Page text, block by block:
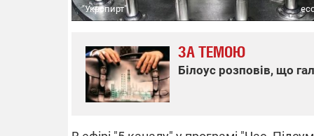
"Укрспирт"
ЗА ТЕМОЮ
Білоус розповів, що
ПЛІВКИ МІНДІЧА: СПРАВА
ОБОРУДОК ДРУГА ЗЕЛЕНСЬКОГО